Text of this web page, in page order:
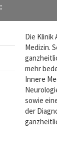
Die
Medizin.
mehr
Innere
sowie
der